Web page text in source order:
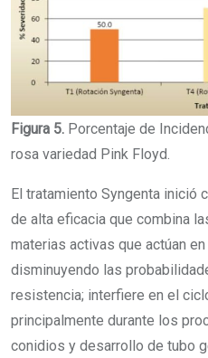
Figura 5. Porcentaje de
rosa variedad Pink Floyd.
El tratamiento Syngenta inició
de alta eficacia que combina
materias activas que actúan
disminuyendo las
resistencia; interfiere en el
principalmente durante los
conidios y desarrollo de tubo